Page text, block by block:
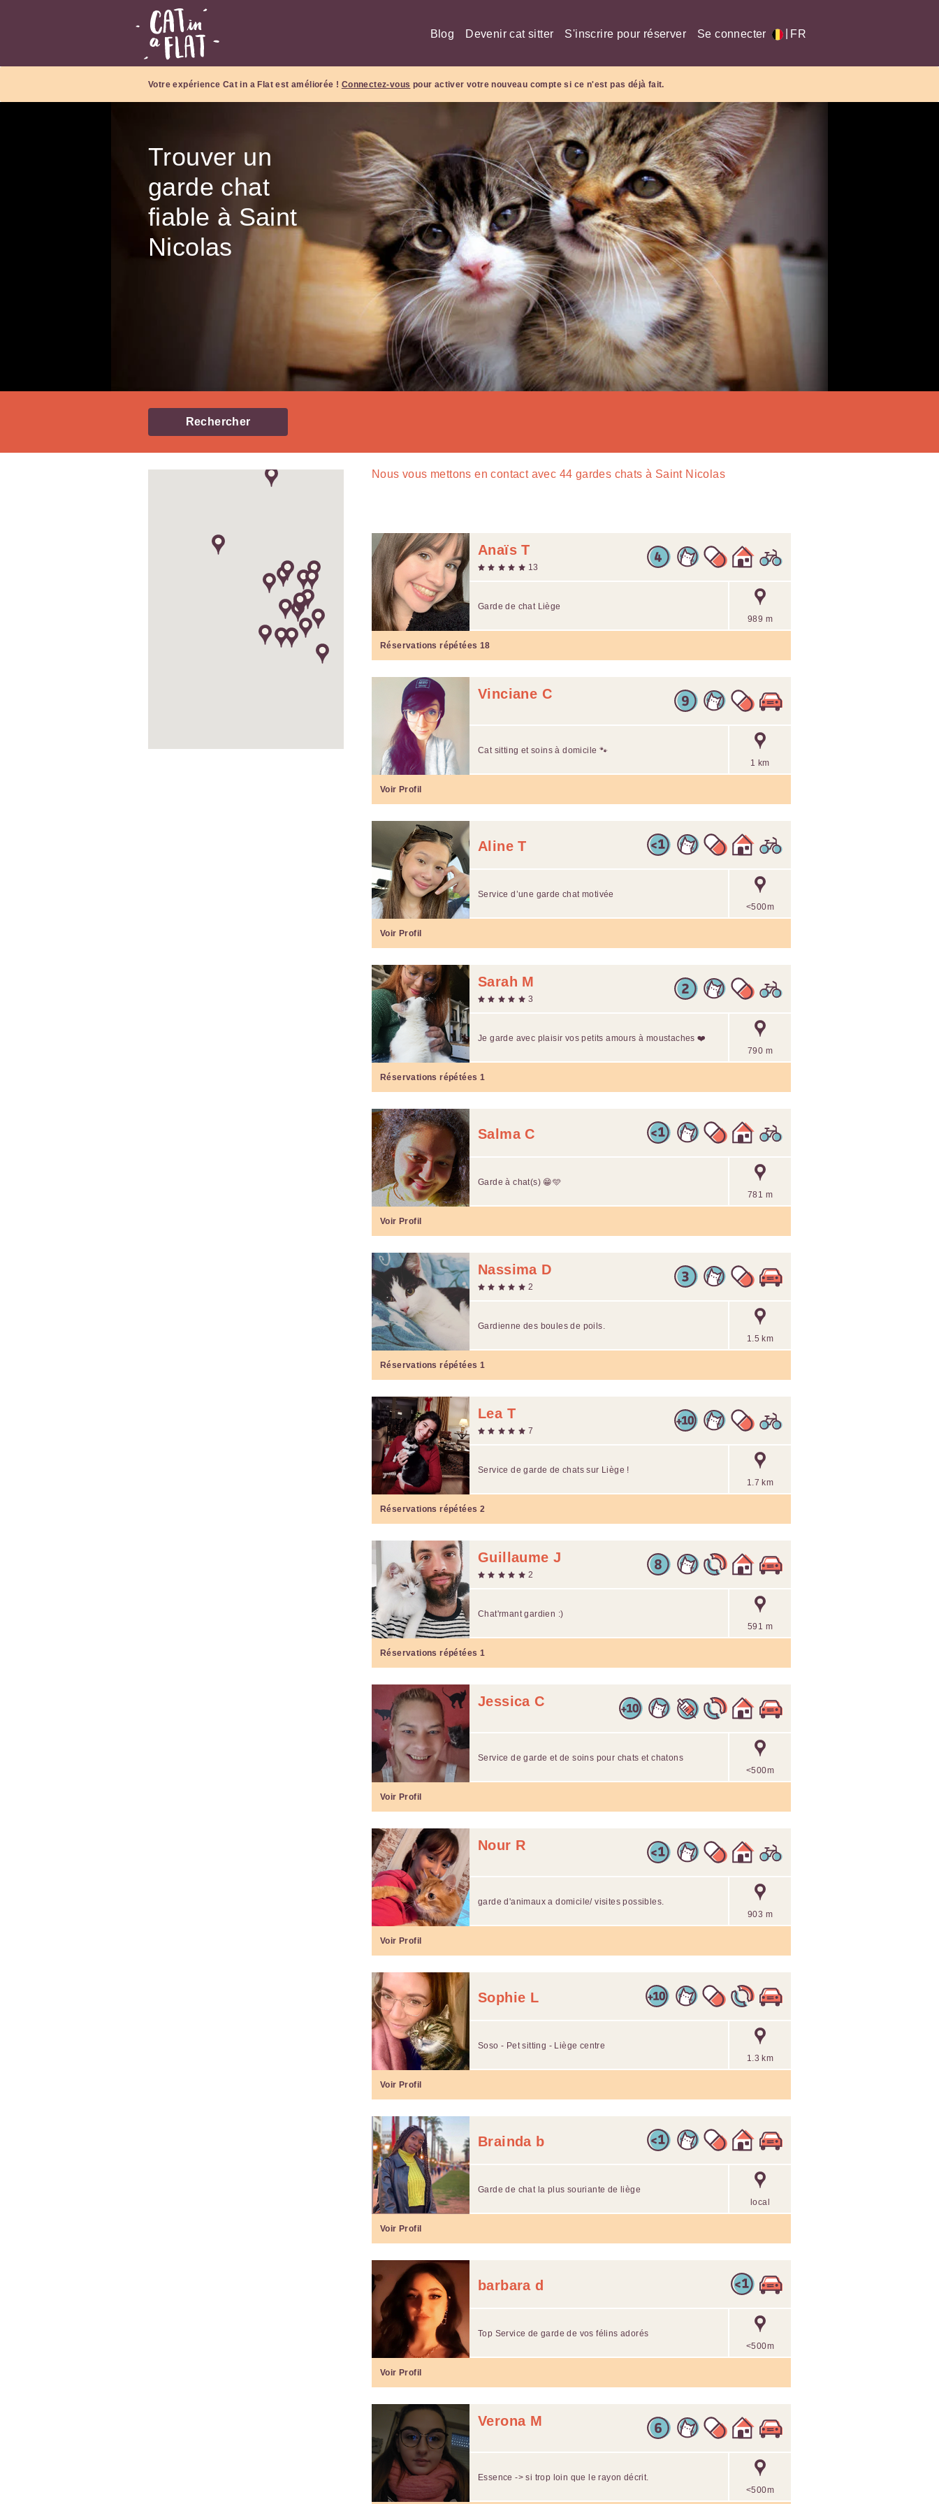
Blog Devenir cat sitter S'inscrire pour réserver Se connecter FR
Votre expérience Cat in a Flat est améliorée ! Connectez-vous pour activer votre nouveau compte si ce n'est pas déjà fait.
Trouver un
garde chat
fiable à Saint
Nicolas
Rechercher
Nous vous mettons en contact avec 44 gardes chats à Saint Nicolas
Anaïs T
13
989 m
Garde de chat Liège
Réservations répétées 18
Vinciane C
1 km
Cat sitting et soins à domicile 🐾
Voir Profil
Aline T
<500m
Service d’une garde chat motivée
Voir Profil
Sarah M
3
790 m
Je garde avec plaisir vos petits amours à moustaches ❤️
Réservations répétées 1
Salma C
781 m
Garde à chat(s) 😁🩵
Voir Profil
Nassima D
2
1.5 km
Gardienne des boules de poils.
Réservations répétées 1
Lea T
7
1.7 km
Service de garde de chats sur Liège !
Réservations répétées 2
Guillaume J
2
591 m
Chat'rmant gardien :)
Réservations répétées 1
Jessica C
<500m
Service de garde et de soins pour chats et chatons
Voir Profil
Nour R
903 m
garde d'animaux a domicile/ visites possibles.
Voir Profil
Sophie L
1.3 km
Soso - Pet sitting - Liège centre
Voir Profil
Brainda b
local
Garde de chat la plus souriante de liège
Voir Profil
barbara d
<500m
Top Service de garde de vos félins adorés
Voir Profil
Verona M
<500m
Essence -> si trop loin que le rayon décrit.